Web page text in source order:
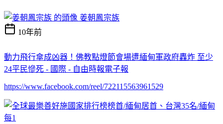
姜朝鳳宗族
10年前
動力飛行傘成凶器！佛教點燈節會場遭緬甸軍政府轟炸 至少
24平民慘死 - 國際 - 自由時報電子報
https://www.facebook.com/reel/722115563961529